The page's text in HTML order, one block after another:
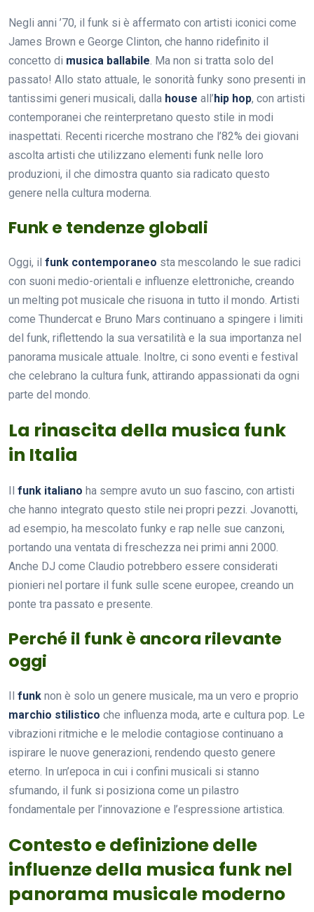
Negli anni ’70, il funk si è affermato con artisti iconici come
James Brown e George Clinton, che hanno ridefinito il
concetto di musica ballabile. Ma non si tratta solo del
passato! Allo stato attuale, le sonorità funky sono presenti in
tantissimi generi musicali, dalla house all’hip hop, con artisti
contemporanei che reinterpretano questo stile in modi
inaspettati. Recenti ricerche mostrano che l’82% dei giovani
ascolta artisti che utilizzano elementi funk nelle loro
produzioni, il che dimostra quanto sia radicato questo
genere nella cultura moderna.
Funk e tendenze globali
Oggi, il funk contemporaneo sta mescolando le sue radici
con suoni medio-orientali e influenze elettroniche, creando
un melting pot musicale che risuona in tutto il mondo. Artisti
come Thundercat e Bruno Mars continuano a spingere i limiti
del funk, riflettendo la sua versatilità e la sua importanza nel
panorama musicale attuale. Inoltre, ci sono eventi e festival
che celebrano la cultura funk, attirando appassionati da ogni
parte del mondo.
La rinascita della musica funk
in Italia
Il funk italiano ha sempre avuto un suo fascino, con artisti
che hanno integrato questo stile nei propri pezzi. Jovanotti,
ad esempio, ha mescolato funky e rap nelle sue canzoni,
portando una ventata di freschezza nei primi anni 2000.
Anche DJ come Claudio potrebbero essere considerati
pionieri nel portare il funk sulle scene europee, creando un
ponte tra passato e presente.
Perché il funk è ancora rilevante
oggi
Il funk non è solo un genere musicale, ma un vero e proprio
marchio stilistico che influenza moda, arte e cultura pop. Le
vibrazioni ritmiche e le melodie contagiose continuano a
ispirare le nuove generazioni, rendendo questo genere
eterno. In un’epoca in cui i confini musicali si stanno
sfumando, il funk si posiziona come un pilastro
fondamentale per l’innovazione e l’espressione artistica.
Contesto e definizione delle
influenze della musica funk nel
panorama musicale moderno